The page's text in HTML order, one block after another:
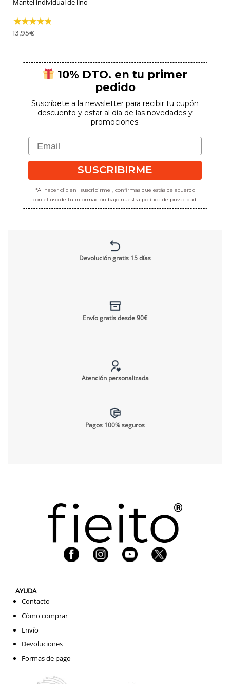
Mantel individual de lino
13,95€
10% DTO. en tu primer
pedido
Suscríbete a la newsletter para recibir tu cupón
descuento y estar al día de las novedades y
promociones.
Email
SUSCRIBIRME
*Al hacer clic en "suscribirme", confirmas que estás de acuerdo
con el uso de tu información bajo nuestra política de privacidad
Devolución gratis 15 días
Envío gratis desde 90€
Atención personalizada
Pagos 100% seguros
AYUDA
Contacto
Cómo comprar
Envío
Devoluciones
Formas de pago